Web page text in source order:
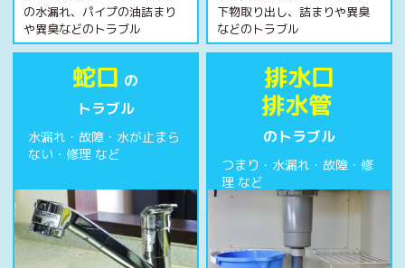
の水漏れ、パイプの油詰まり
や異臭などのトラブル
下物取り出し、詰まりや異臭
などのトラブル
蛇口 の
トラブル
水漏れ・故障・水が止まら
ない・修理 など
排水口
排水管
のトラブル
つまり・水漏れ・故障・修
理 など